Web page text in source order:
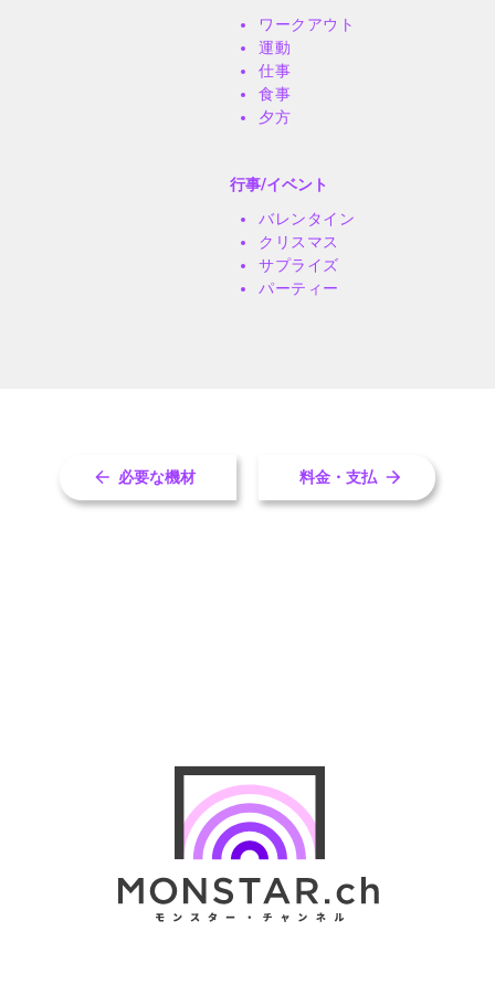
ワークアウト
運動
仕事
食事
夕方
行事/イベント
バレンタイン
クリスマス
サプライズ
パーティー
必要な機材 料金・支払